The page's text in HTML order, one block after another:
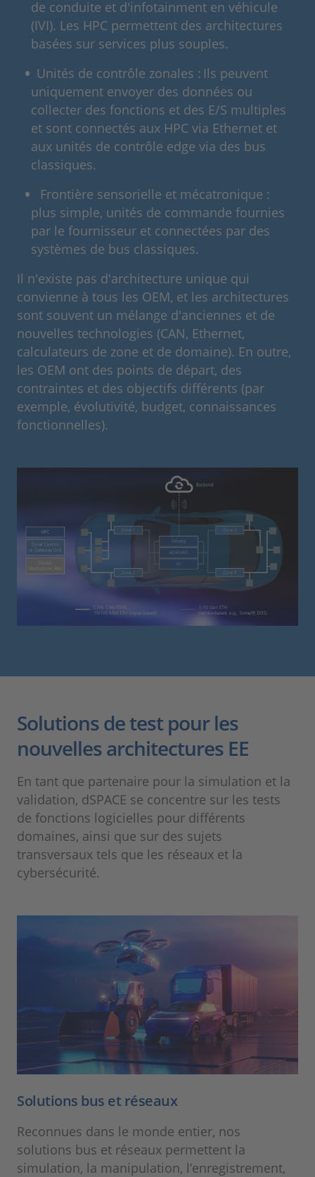
de conduite et d'infotainment en véhicule
(IVI). Les HPC permettent des architectures
basées sur services plus souples.
Unités de contrôle zonales : Ils peuvent
uniquement envoyer des données ou
collecter des fonctions et des E/S multiples
et sont connectés aux HPC via Ethernet et
aux unités de contrôle edge via des bus
classiques.
Frontière sensorielle et mécatronique :
plus simple, unités de commande fournies
par le fournisseur et connectées par des
systèmes de bus classiques.
Il n'existe pas d'architecture unique qui
convienne à tous les OEM, et les architectures
sont souvent un mélange d'anciennes et de
nouvelles technologies (CAN, Ethernet,
calculateurs de zone et de domaine). En outre,
les OEM ont des points de départ, des
contraintes et des objectifs différents (par
exemple, évolutivité, budget, connaissances
fonctionnelles).
Solutions de test pour les
nouvelles architectures EE
En tant que partenaire pour la simulation et la
validation, dSPACE se concentre sur les tests
de fonctions logicielles pour différents
domaines, ainsi que sur des sujets
transversaux tels que les réseaux et la
cybersécurité.
Solutions bus et réseaux
Reconnues dans le monde entier, nos
solutions bus et réseaux permettent la
simulation, la manipulation, l’enregistrement,